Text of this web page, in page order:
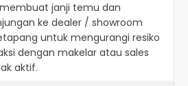
janji temu dan
ke dealer / showroom
untuk mengurangi resiko
dengan makelar atau sales
aktif.